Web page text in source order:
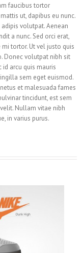
faucibus tortor
ut, dapibus eu nunc.
volutpat. Aenean
a nunc. Sed orci erat,
tortor. Ut vel justo quis
Donec volutpat nibh sit
arcu quis mauris
sem eget euismod.
et malesuada fames
tincidunt, est sem
Nullam vitae nibh
in varius purus.